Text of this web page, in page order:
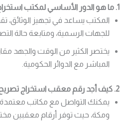
1. ما هو الدور الأساسي لمكتب استخراج تصاريح الزواج؟
المكتب يساعد في تجهيز الوثائق،
للجهات الرسمية، ومتابعة حالة
يختصر الكثير من الوقت والجهد
المباشر مع الدوائر الحكومية.
2. كيف أجد رقم معقب استخراج تصريح زواج موثوق؟
يمكنك التواصل مع مكاتب معتمدة
ومكة، حيث توفر أرقام معقبين